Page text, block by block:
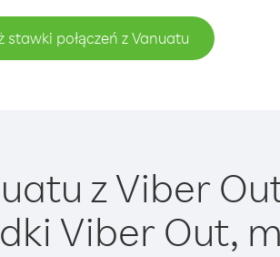
stawki połączeń z Vanuatu
z Viber
Viber Out,